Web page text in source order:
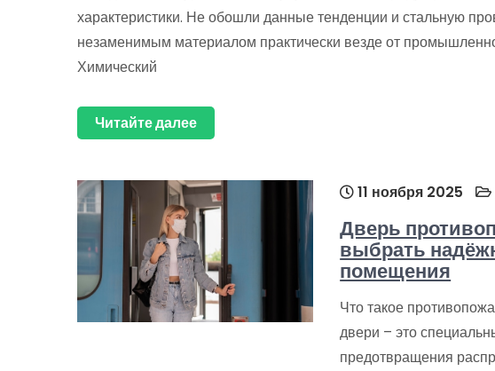
характеристики. Не обошли данные тенденции и стальную
незаменимым материалом практически везде от
Химический
Читайте далее
11 ноября 2025
Дверь
выбрать
помещения
Что такое
двери – это
предотвращения